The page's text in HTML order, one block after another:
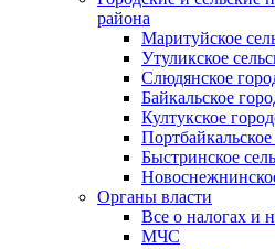
района
Маритуйское
Утуликское
Слюдянское
Байкальское
Култукское
Быстринское
Органы власти
Все о налогах и
МЧС